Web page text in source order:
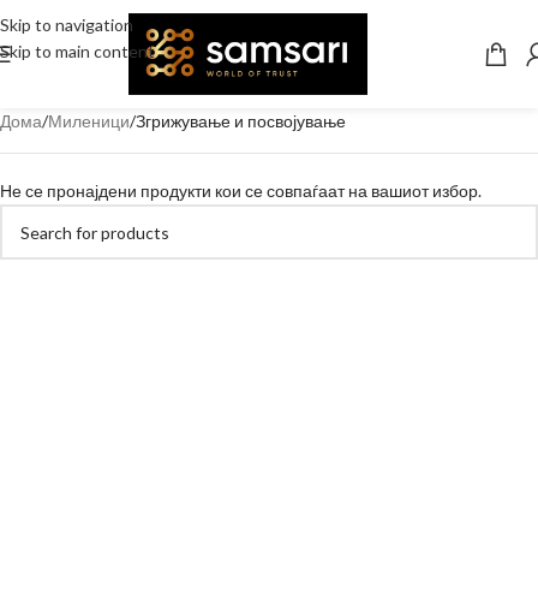
Skip to navigation
Skip to main content
Дома Миленици Згрижување и посвојување
Не се пронајдени продукти кои се совпаѓаат на вашиот избор.